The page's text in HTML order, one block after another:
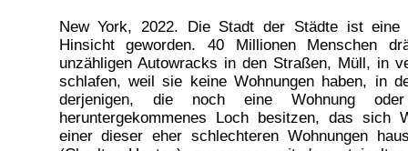
New York, 2022. Die Stadt der Städte ist eine
Hinsicht geworden. 40 Millionen Menschen
unzähligen Autowracks in den Straßen, Müll, in
schlafen, weil sie keine Wohnungen haben, in
derjenigen, die noch eine Wohnung
heruntergekommenes Loch besitzen, das sich
einer dieser eher schlechteren Wohnungen